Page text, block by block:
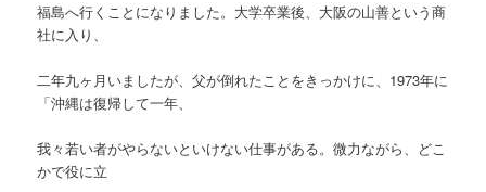
福島へ行くことになりました。大学卒業後、大阪の山善という商
社に入り、
二年九ヶ月いましたが、父が倒れたことをきっかけに、1973年に
「沖縄は復帰して一年、
我々若い者がやらないといけない仕事がある。微力ながら、どこ
かで役に立